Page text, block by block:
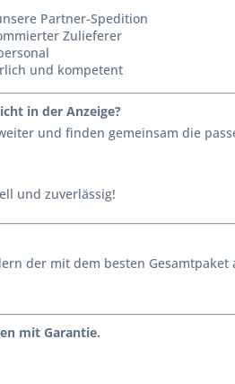
Partner-Spedition
Zulieferer
und kompetent
in der Anzeige?
und finden gemeinsam die
und zuverlässig!
der mit dem besten
mit Garantie.